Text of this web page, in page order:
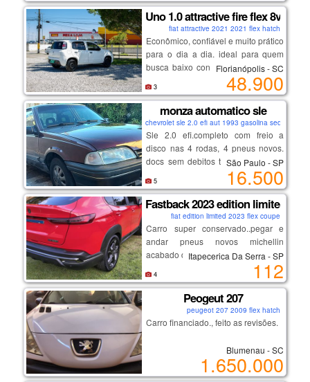
android auto sem fio com camera de
ré
um carro diferenciado , para
pessoas exigentes.
de manutenção.
destaques:
motor 1.6 forte e econômico
excelente espaço interno e porta-
malas
conforto e dirigibilidade
manutenção em dia
carro impecável, sem detalhes
Uno 1.0 attractive fire flex 8v
fiat attractive 2021 2021 flex hatch
Econômico, confiável e muito prático
para o dia a dia. ideal para quem
busca baixo consumo, manutenção
💡 destaques:
motor 1.0 muito econômico
baixa quilometragem
ótimo custo-benefício
manutenção em dia
carro impecável, sem detalhes
Florianópolis - SC
48.900
3
monza automatico sle
chevrolet sle 2.0 efi aut 1993 gasolina sedan
Sle 2.0 efi.completo com freio a
disco nas 4 rodas, 4 pneus novos.
docs sem debitos tudo ok em meu
nome. bancos com ajuste de altura,
motor e cambio ok. carro funcional
de uso diario muito bom de andar.
São Paulo - SP
16.500
5
Fastback 2023 edition limited
fiat edition limited 2023 flex coupe
Carro super conservado..pegar e
andar pneus novos michellin
acabado de trocar.
carro de olhar e se apaixonar
aceito troca somente por montana
rsbranca 2024 ou 2025 fora isso
somente venda
Itapecerica Da Serra - SP
112
4
Peogeut 207
peugeot 207 2009 flex hatch
Carro financiado., feito as revisões.
Blumenau - SC
1.650.000